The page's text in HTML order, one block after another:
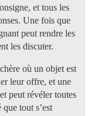
et tous les
Une fois que
peut rendre les
les discuter.
où un objet est
leur offre, et une
peut révéler toutes
tout s’est